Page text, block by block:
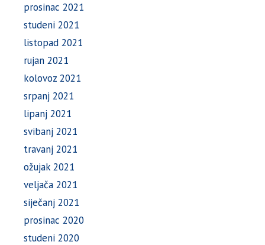
prosinac 2021
studeni 2021
listopad 2021
rujan 2021
kolovoz 2021
srpanj 2021
lipanj 2021
svibanj 2021
travanj 2021
ožujak 2021
veljača 2021
siječanj 2021
prosinac 2020
studeni 2020